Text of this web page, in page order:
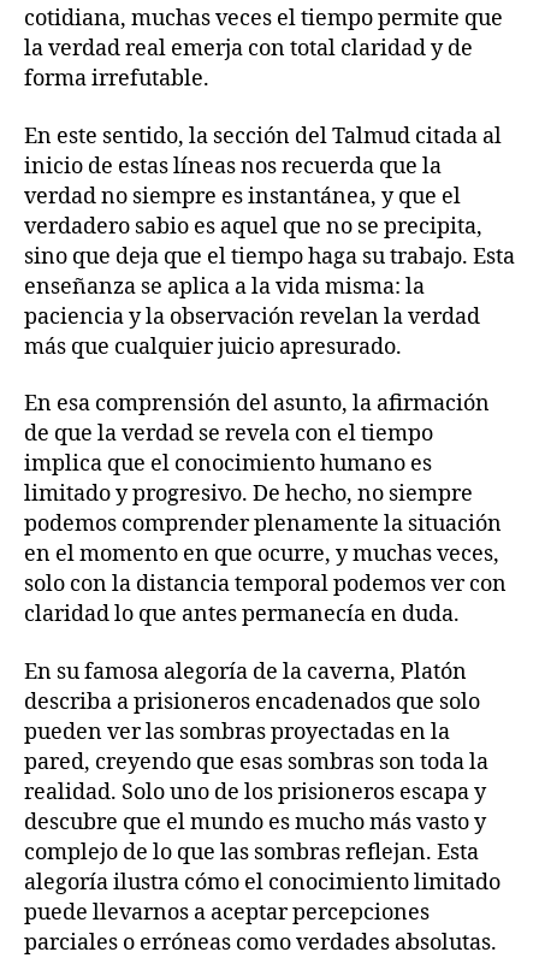
cotidiana, muchas veces el tiempo permite que
la verdad real emerja con total claridad y de
forma irrefutable.
En este sentido, la sección del Talmud citada al
inicio de estas líneas nos recuerda que la
verdad no siempre es instantánea, y que el
verdadero sabio es aquel que no se precipita,
sino que deja que el tiempo haga su trabajo. Esta
enseñanza se aplica a la vida misma: la
paciencia y la observación revelan la verdad
más que cualquier juicio apresurado.
En esa comprensión del asunto, la afirmación
de que la verdad se revela con el tiempo
implica que el conocimiento humano es
limitado y progresivo. De hecho, no siempre
podemos comprender plenamente la situación
en el momento en que ocurre, y muchas veces,
solo con la distancia temporal podemos ver con
claridad lo que antes permanecía en duda.
En su famosa alegoría de la caverna, Platón
describa a prisioneros encadenados que solo
pueden ver las sombras proyectadas en la
pared, creyendo que esas sombras son toda la
realidad. Solo uno de los prisioneros escapa y
descubre que el mundo es mucho más vasto y
complejo de lo que las sombras reflejan. Esta
alegoría ilustra cómo el conocimiento limitado
puede llevarnos a aceptar percepciones
parciales o erróneas como verdades absolutas.